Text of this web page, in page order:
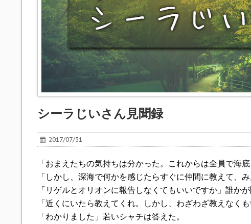
シーラじいさん見聞録
2017/07/31
「おまえたちの気持ちは分かった。これからは全員で海
「しかし、深海で何かを感じたらすぐに仲間に教えて、み
「リゲルとオリオンに報告しなくてもいいですか」誰かが
「近くにいたら教えてくれ。しかし、わざわざ教えなく
「わかりました」若いシャチは答えた。